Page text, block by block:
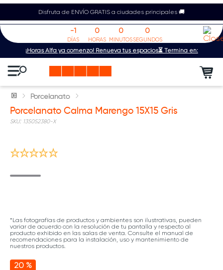
Disfruta de ENVÍO GRATIS a ciudades principales 🚚
¡Horas Alfa ya comenzó! Renueva tus espacios⏳ Termina en:
-1
DÍAS
0
HORAS
0
MINUTOS
0
SEGUNDOS
Porcelanato
Porcelanato Calma Marengo 15X15 Gris
: 135052380-X
*Las fotografías de productos y ambientes son ilustrativas, pueden
variar de acuerdo con la resolución de tu pantalla y respecto al
producto exhibido en las salas de venta. Consulte el manual de
recomendaciones para la instalación, uso y mantenimiento de
nuestros productos.
20 %